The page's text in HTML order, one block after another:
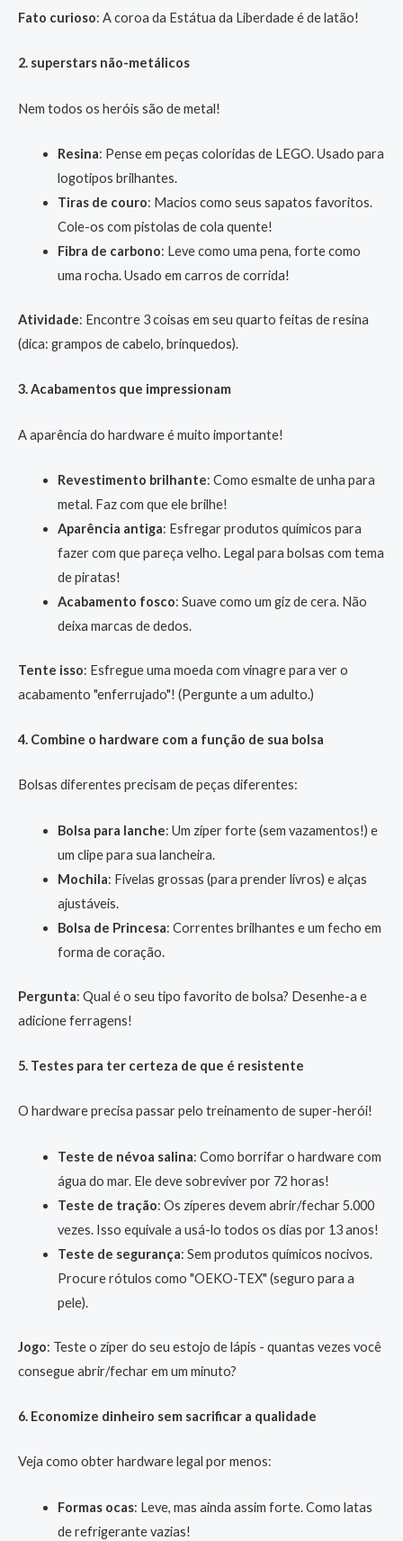
Fato curioso: A coroa da Estátua da Liberdade é de latão!
2. superstars não-metálicos
Nem todos os heróis são de metal!
Resina: Pense em peças coloridas de LEGO. Usado para
logotipos brilhantes.
Tiras de couro: Macios como seus sapatos favoritos.
Cole-os com pistolas de cola quente!
Fibra de carbono: Leve como uma pena, forte como
uma rocha. Usado em carros de corrida!
Atividade: Encontre 3 coisas em seu quarto feitas de resina
(dica: grampos de cabelo, brinquedos).
3. Acabamentos que impressionam
A aparência do hardware é muito importante!
Revestimento brilhante: Como esmalte de unha para
metal. Faz com que ele brilhe!
Aparência antiga: Esfregar produtos químicos para
fazer com que pareça velho. Legal para bolsas com tema
de piratas!
Acabamento fosco: Suave como um giz de cera. Não
deixa marcas de dedos.
Tente isso: Esfregue uma moeda com vinagre para ver o
acabamento "enferrujado"! (Pergunte a um adulto.)
4. Combine o hardware com a função de sua bolsa
Bolsas diferentes precisam de peças diferentes:
Bolsa para lanche: Um zíper forte (sem vazamentos!) e
um clipe para sua lancheira.
Mochila: Fivelas grossas (para prender livros) e alças
ajustáveis.
Bolsa de Princesa: Correntes brilhantes e um fecho em
forma de coração.
Pergunta: Qual é o seu tipo favorito de bolsa? Desenhe-a e
adicione ferragens!
5. Testes para ter certeza de que é resistente
O hardware precisa passar pelo treinamento de super-herói!
Teste de névoa salina: Como borrifar o hardware com
água do mar. Ele deve sobreviver por 72 horas!
Teste de tração: Os zíperes devem abrir/fechar 5.000
vezes. Isso equivale a usá-lo todos os dias por 13 anos!
Teste de segurança: Sem produtos químicos nocivos.
Procure rótulos como "OEKO-TEX" (seguro para a
pele).
Jogo: Teste o zíper do seu estojo de lápis - quantas vezes você
consegue abrir/fechar em um minuto?
6. Economize dinheiro sem sacrificar a qualidade
Veja como obter hardware legal por menos:
Formas ocas: Leve, mas ainda assim forte. Como latas
de refrigerante vazias!